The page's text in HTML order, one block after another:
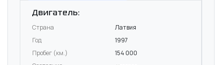
Двигатель:
Страна
Латвия
Год
1997
Пробег (км.)
154 000